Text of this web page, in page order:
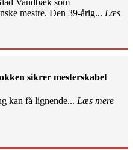
Vandbæk som
mestre. Den 39-årig... Læs
sikrer mesterskabet
kan få lignende... Læs mere